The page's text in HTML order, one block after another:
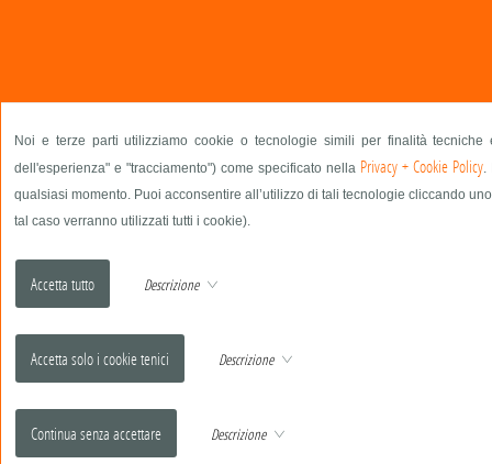
Noi e terze parti utilizziamo cookie o tecnologie simili per finalità
dell'esperienza" e "tracciamento") come specificato nella Privacy + Cookie Policy.
qualsiasi momento. Puoi acconsentire all’utilizzo di tali tecnologie cliccando
tal caso verranno utilizzati tutti i cookie).
Descrizione
Descrizione
Descrizione